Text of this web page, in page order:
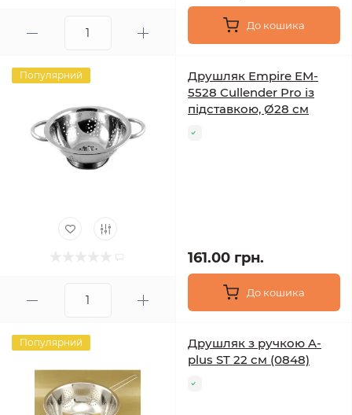
До кошика
Популярний
Друшляк Empire EM-
5528 Cullender Pro із
підставкою, Ø28 см
161.00 грн.
До кошика
Популярний
Друшляк з ручкою A-
plus ST 22 см (0848)